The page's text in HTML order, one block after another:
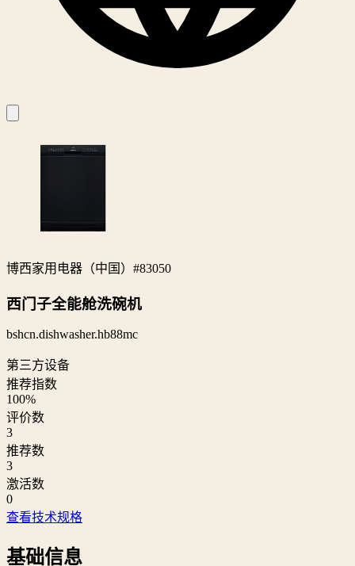
博西家用电器（中国） #83050
西门子全能舱洗碗机
bshcn.dishwasher.hb88mc
第三方设备
推荐指数
100%
评价数
3
推荐数
3
激活数
0
查看技术规格
基础信息